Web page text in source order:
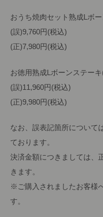
おうち焼肉セット熟成Lボ
(誤)9,760円(税込)
(正)7,980円(税込)
お徳用熟成Lボーンステー
(誤)11,960円(税込)
(正)9,980円(税込)
なお、誤表記箇所について
ております。
決済金額につきましては、
きます。
※ご購入されましたお客様
す。